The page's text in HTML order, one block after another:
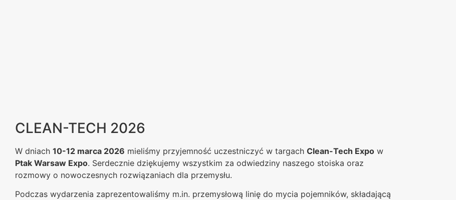
CLEAN-TECH 2026
W dniach 10-12 marca 2026 mieliśmy przyjemność uczestniczyć w targach Clean-Tech Expo w
Ptak Warsaw Expo. Serdecznie dziękujemy wszystkim za odwiedziny naszego stoiska oraz
rozmowy o nowoczesnych rozwiązaniach dla przemysłu.
Podczas wydarzenia zaprezentowaliśmy m.in. przemysłową linię do mycia pojemników, składającą